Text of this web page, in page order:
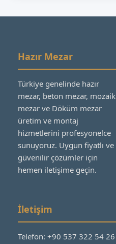
Hazır Mezar
Türkiye genelinde hazır
mezar, beton mezar, mozaik
mezar ve Döküm mezar
üretim ve montaj
hizmetlerini profesyonelce
sunuyoruz. Uygun fiyatlı ve
güvenilir çözümler için
hemen iletişime geçin.
İletişim
Telefon: +90 537 322 54 26